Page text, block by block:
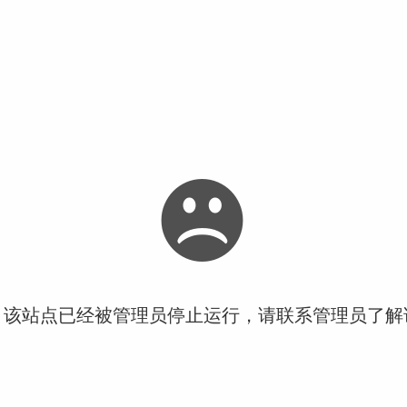
站点已经被管理员停止运行，请联系管理员了